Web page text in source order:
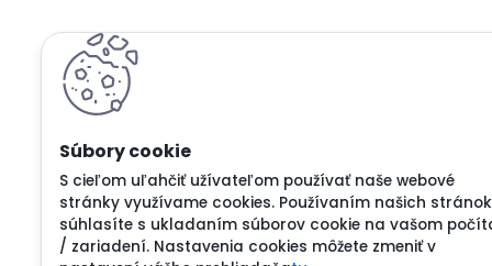
S cieľom uľahčiť užívateľom používať naše webové
stránky využívame cookies. Používaním našich stránok
súhlasíte s ukladaním súborov cookie na vašom
/ zariadení. Nastavenia cookies môžete zmeniť v